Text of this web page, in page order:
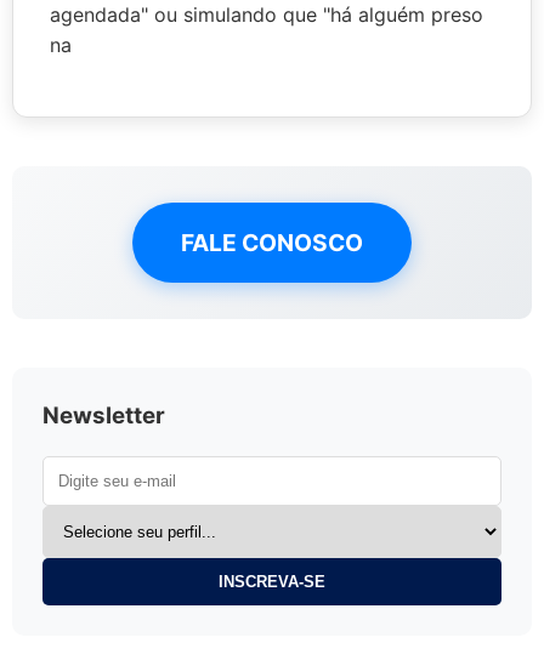
agendada" ou simulando que "há alguém preso
na
FALE CONOSCO
Newsletter
INSCREVA-SE